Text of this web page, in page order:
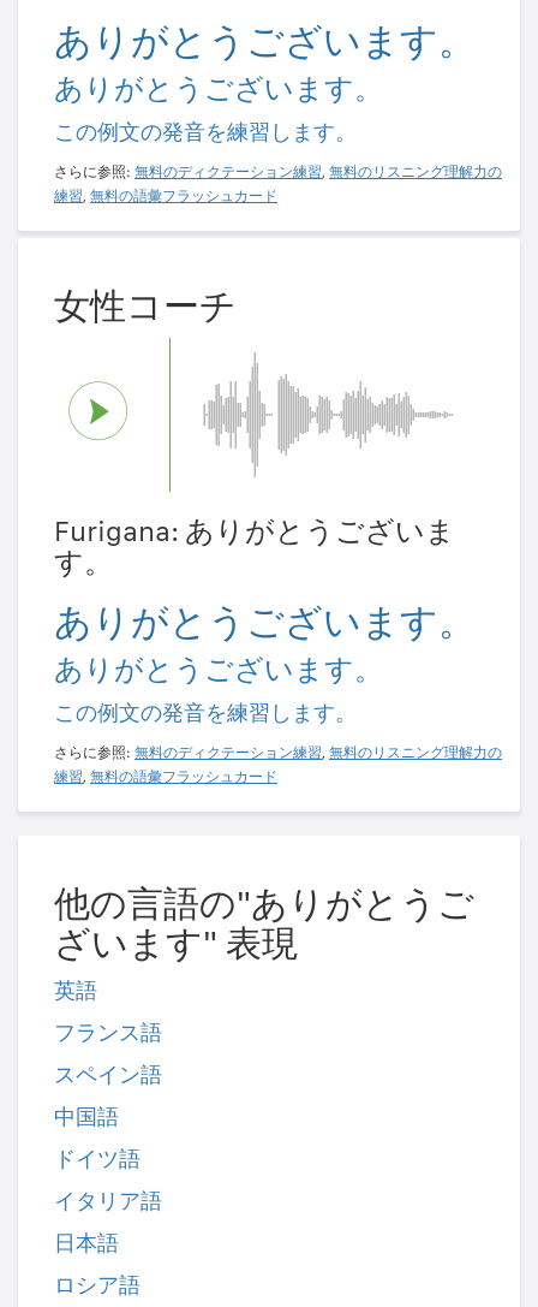
ありがとうございます。
ありがとうございます。
この例文の発音を練習します。
さらに参照: 無料のディクテーション練習, 無料のリスニング理解力の
練習, 無料の語彙フラッシュカード
女性コーチ
Furigana: ありがとうございま
す。
ありがとうございます。
ありがとうございます。
この例文の発音を練習します。
さらに参照: 無料のディクテーション練習, 無料のリスニング理解力の
練習, 無料の語彙フラッシュカード
他の言語の"ありがとうご
ざいます" 表現
英語
フランス語
スペイン語
中国語
ドイツ語
イタリア語
日本語
ロシア語